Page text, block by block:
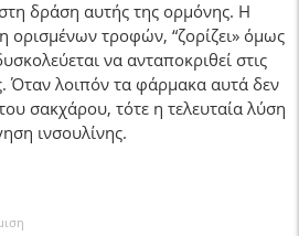
δράση αυτής της ορμόνης. Η
ορισμένων τροφών, “ζορίζει» όμως
να ανταποκριθεί στις
Όταν λοιπόν τα φάρμακα αυτά δεν
σακχάρου, τότε η τελευταία λύση
ινσουλίνης.